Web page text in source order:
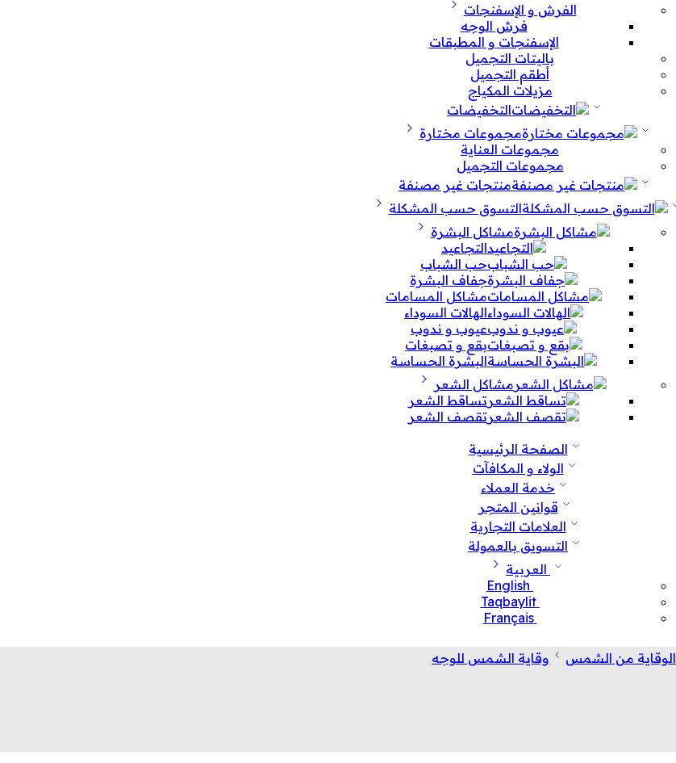
الفرش و الإسفنجات
فرش الوجه
الإسفنجات و المطبقات
باليتات التجميل
أطقم التجميل
مزيلات المكياج
التخفيضات
مجموعات مختارة
مجموعات العناية
مجموعات التجميل
منتجات غير مصنفة
التسوق حسب المشكلة
مشاكل البشرة
التجاعيد
حب الشباب
جفاف البشرة
مشاكل المسامات
الهالات السوداء
عيوب و ندوب
بقع و تصبغات
البشرة الحساسة
مشاكل الشعر
تساقط الشعر
تقصف الشعر
الصفحة الرئيسية
الولاء و المكافآت
خدمة العملاء
قوانين المتجر
العلامات التجارية
التسويق بالعمولة
العربية
English
Taqbaylit
Français
الوقاية من الشمس وقاية الشمس للوجه